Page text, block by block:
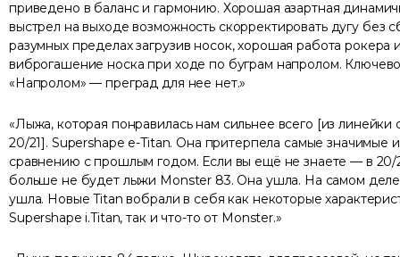
приведено в баланс и гармонию. Хорошая азартная
выстрел на выходе возможность скорректировать дугу без
разумных пределах загрузив носок, хорошая работа рокера
виброгашение носка при ходе по буграм напролом.
«Напролом» — преград для нее нет.
Лыжа, которая понравилась нам сильнее всего [из
20/21]. Supershape e-Titan. Она притерпела самые значимые
сравнению с прошлым годом. Если вы ещё не знаете — в 20/
больше не будет лыжи Monster 83. Она ушла. На самом
ушла. Новые Titan вобрали в себя как некоторые
Supershape i.Titan, так и что-то от Monster.